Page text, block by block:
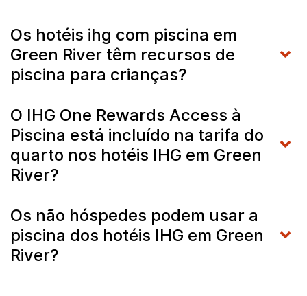
Os hotéis ihg com piscina em
Green River têm recursos de
piscina para crianças?
O IHG One Rewards Access à
Piscina está incluído na tarifa do
quarto nos hotéis IHG em Green
River?
Os não hóspedes podem usar a
piscina dos hotéis IHG em Green
River?